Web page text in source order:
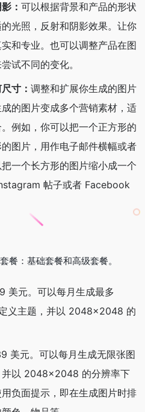
： 可以根据背景和产品的形状
光照，反射和阴影效果。让你
和专业。也可以调整产品在图
试不同的变化。
寸： 调整和扩展你生成的图片
的图片变成多个营销素材，适
例如，你可以把一个正方形的
图片，用作电子邮件横幅或者
一个长方形的图片缩小成一个
帖子或者 Facebook
餐：基础套餐和高级套餐。
美元。可以每月生成最多
义主题，并以 2048×2048 的
美元。可以每月生成无限张图
并以 2048×2048 的分辨率下
负面提示，即在生成图片时排